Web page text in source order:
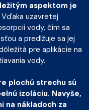
aspektom je
Vďaka uzavretej
vody, čím sa
a predlžuje sa jej
pre aplikácie na
vody.
plochú strechu sú
izoláciu. Navyše,
na nákladoch za